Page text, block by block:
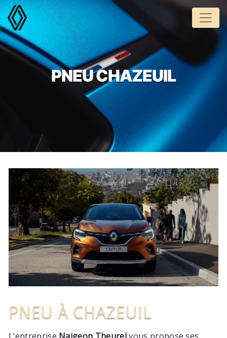
Panneau de gestion des cookies
PNEU CHAZEUIL
PNEU À CHAZEUIL